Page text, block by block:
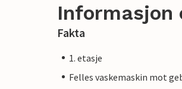
Informasjon
Fakta
1. etasje
Felles vaskemaskin mot